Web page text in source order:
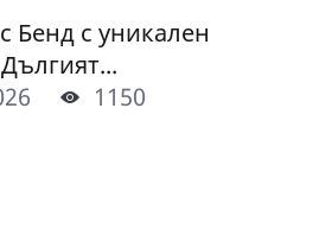
Бенд с уникален
1150